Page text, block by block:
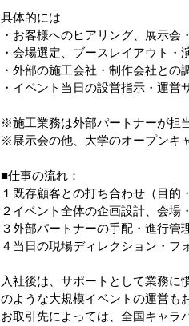
具体的には
・お客様へのヒアリング、展示会
・会場選定、ブースレイアウト・
・外部の施工会社・制作会社との
・イベント当日の設営指示・運営
※施工業務は外部パートナーが担
※展示会の他、大学のオープンキ
■仕事の流れ：
１既存顧客との打ち合わせ（目的
２イベント全体の企画設計、会場
３外部パートナーの手配・進行管
４当日の現場ディレクション・フ
入社後は、サポートとして業務に
のような大規模イベントの運営も
お取引先によっては、全国キャラ